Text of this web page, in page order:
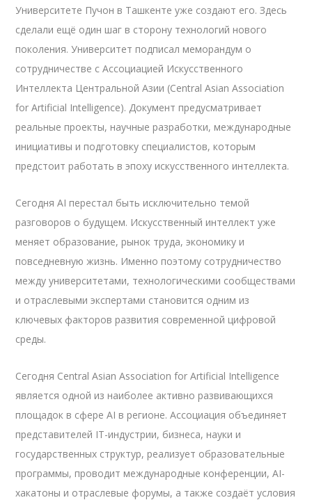
Университете Пучон в Ташкенте уже создают его. Здесь
сделали ещё один шаг в сторону технологий нового
поколения. Университет подписал меморандум о
сотрудничестве с Ассоциацией Искусственного
Интеллекта Центральной Азии (Central Asian Association
for Artificial Intelligence). Документ предусматривает
реальные проекты, научные разработки, международные
инициативы и подготовку специалистов, которым
предстоит работать в эпоху искусственного интеллекта.
Сегодня AI перестал быть исключительно темой
разговоров о будущем. Искусственный интеллект уже
меняет образование, рынок труда, экономику и
повседневную жизнь. Именно поэтому сотрудничество
между университетами, технологическими сообществами
и отраслевыми экспертами становится одним из
ключевых факторов развития современной цифровой
среды.
Сегодня Central Asian Association for Artificial Intelligence
является одной из наиболее активно развивающихся
площадок в сфере AI в регионе. Ассоциация объединяет
представителей IT-индустрии, бизнеса, науки и
государственных структур, реализует образовательные
программы, проводит международные конференции, AI-
хакатоны и отраслевые форумы, а также создаёт условия